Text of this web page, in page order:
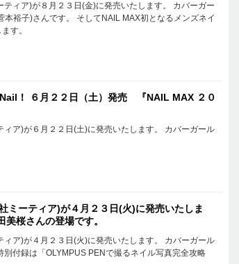
ティア)が８月２３日(金)に発売いたします。 カバーガー
裕子)さんです。 そしてNAIL MAX初となるメンズネイ
す。
！ ６月２２日（土）発売 『NAIL MAX ２０
ィア)が６月２２日(土)に発売いたします。 カバーガール
ミーティア)が４月２３日(火)に発売いたしま
桜さんの登場です。
ィア)が４月２３日(火)に発売いたします。 カバーガール
付録は「OLYMPUS PENで撮るネイル写真完全攻略